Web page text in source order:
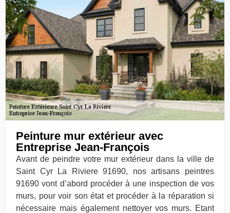
Peinture mur extérieur avec
Entreprise Jean-François
Avant de peindre votre mur extérieur dans la ville de
Saint Cyr La Riviere 91690, nos artisans peintres
91690 vont d’abord procéder à une inspection de vos
murs, pour voir son état et procéder à la réparation si
nécessaire mais également nettoyer vos murs. Etant